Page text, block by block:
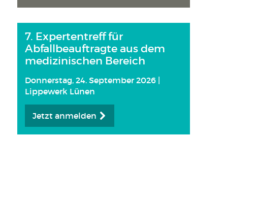
7. Expertentreff für
Abfallbeauftragte aus dem
medizinischen Bereich
Donnerstag, 24. September 2026 |
Lippewerk Lünen
Jetzt anmelden